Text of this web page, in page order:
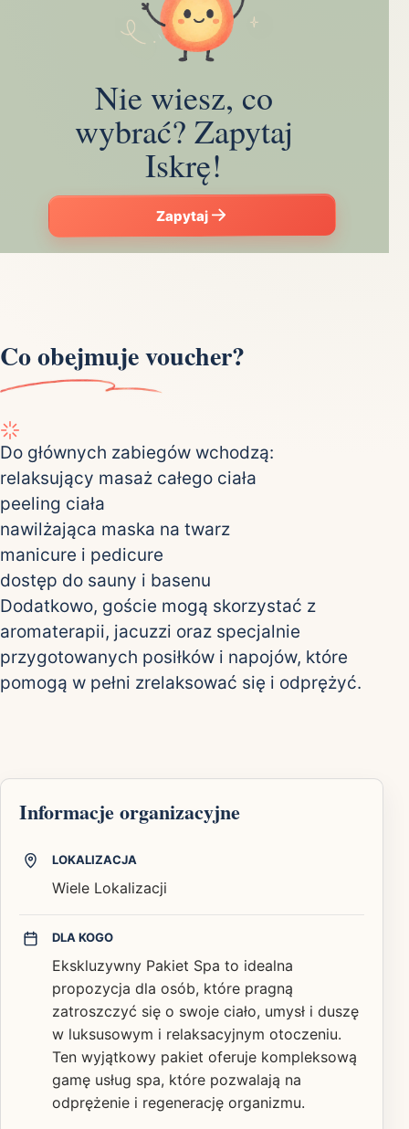
Nie wiesz, co
wybrać? Zapytaj
Iskrę!
Zapytaj
Co obejmuje voucher?
Do głównych zabiegów wchodzą:
relaksujący masaż całego ciała
peeling ciała
nawilżająca maska na twarz
manicure i pedicure
dostęp do sauny i basenu
Dodatkowo, goście mogą skorzystać z
aromaterapii, jacuzzi oraz specjalnie
przygotowanych posiłków i napojów, które
pomogą w pełni zrelaksować się i odprężyć.
Informacje organizacyjne
LOKALIZACJA
Wiele Lokalizacji
DLA KOGO
Ekskluzywny Pakiet Spa to idealna
propozycja dla osób, które pragną
zatroszczyć się o swoje ciało, umysł i duszę
w luksusowym i relaksacyjnym otoczeniu.
Ten wyjątkowy pakiet oferuje kompleksową
gamę usług spa, które pozwalają na
odprężenie i regenerację organizmu.